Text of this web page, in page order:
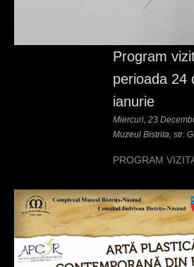
Program
perioada 24
ianurie
Miercuri, 23
Muzeul Bistrita, str.
PROGRAM